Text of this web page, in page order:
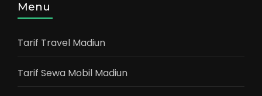
Menu
Tarif Travel Madiun
Tarif Sewa Mobil Madiun